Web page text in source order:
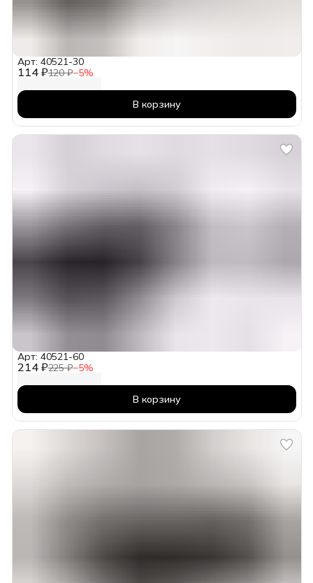
114 ₽120 ₽−5%
Арт: 40521-30
В корзину
214 ₽225 ₽−5%
Арт: 40521-60
В корзину